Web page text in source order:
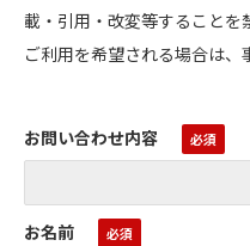
載・引用・改変等することを
ご利用を希望される場合は、
お問い合わせ内容
お名前